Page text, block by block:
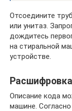
Отсоедините
или унитаз.
дождитесь
на стиральной
устройстве.
Описание кода
машине.